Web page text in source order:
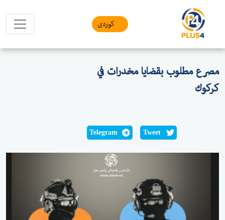
کوردی
مصرع مطلوب بقضايا مخدرات في
كركوك
Tweet
Telegram